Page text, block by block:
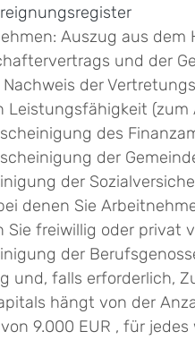
Auszug aus
und der
der
Leistungsfähigkeit
des
der
der
denen Sie
Sie freiwillig oder privat
der
und, falls erforderlich,
hängt von der
9.000 EUR , für